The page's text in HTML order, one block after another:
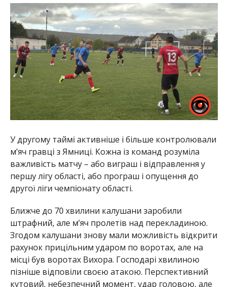
У другому таймі активніше і більше контролювали
м’яч гравці з Ямниці. Кожна із команд розуміла
важливість матчу – або виграш і відправлення у
першу лігу області, або програш і опущення до
другої ліги чемпіонату області.
Ближче до 70 хвилини калушани заробили
штрафний, але м’яч пролетів над перекладиною.
Згодом калушани знову мали можливість відкрити
рахунок прицільним ударом по воротах, але на
місці був воротах Вихора. Господарі хвилиною
пізніше відповіли своєю атакою. Перспективний
кутовий, небезпечний момент, удар головою, але